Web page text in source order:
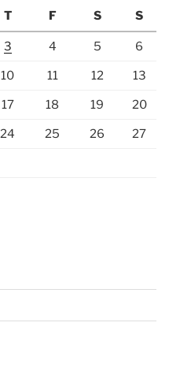
T F S S
3 4 5 6
10 11 12 13
17 18 19 20
24 25 26 27